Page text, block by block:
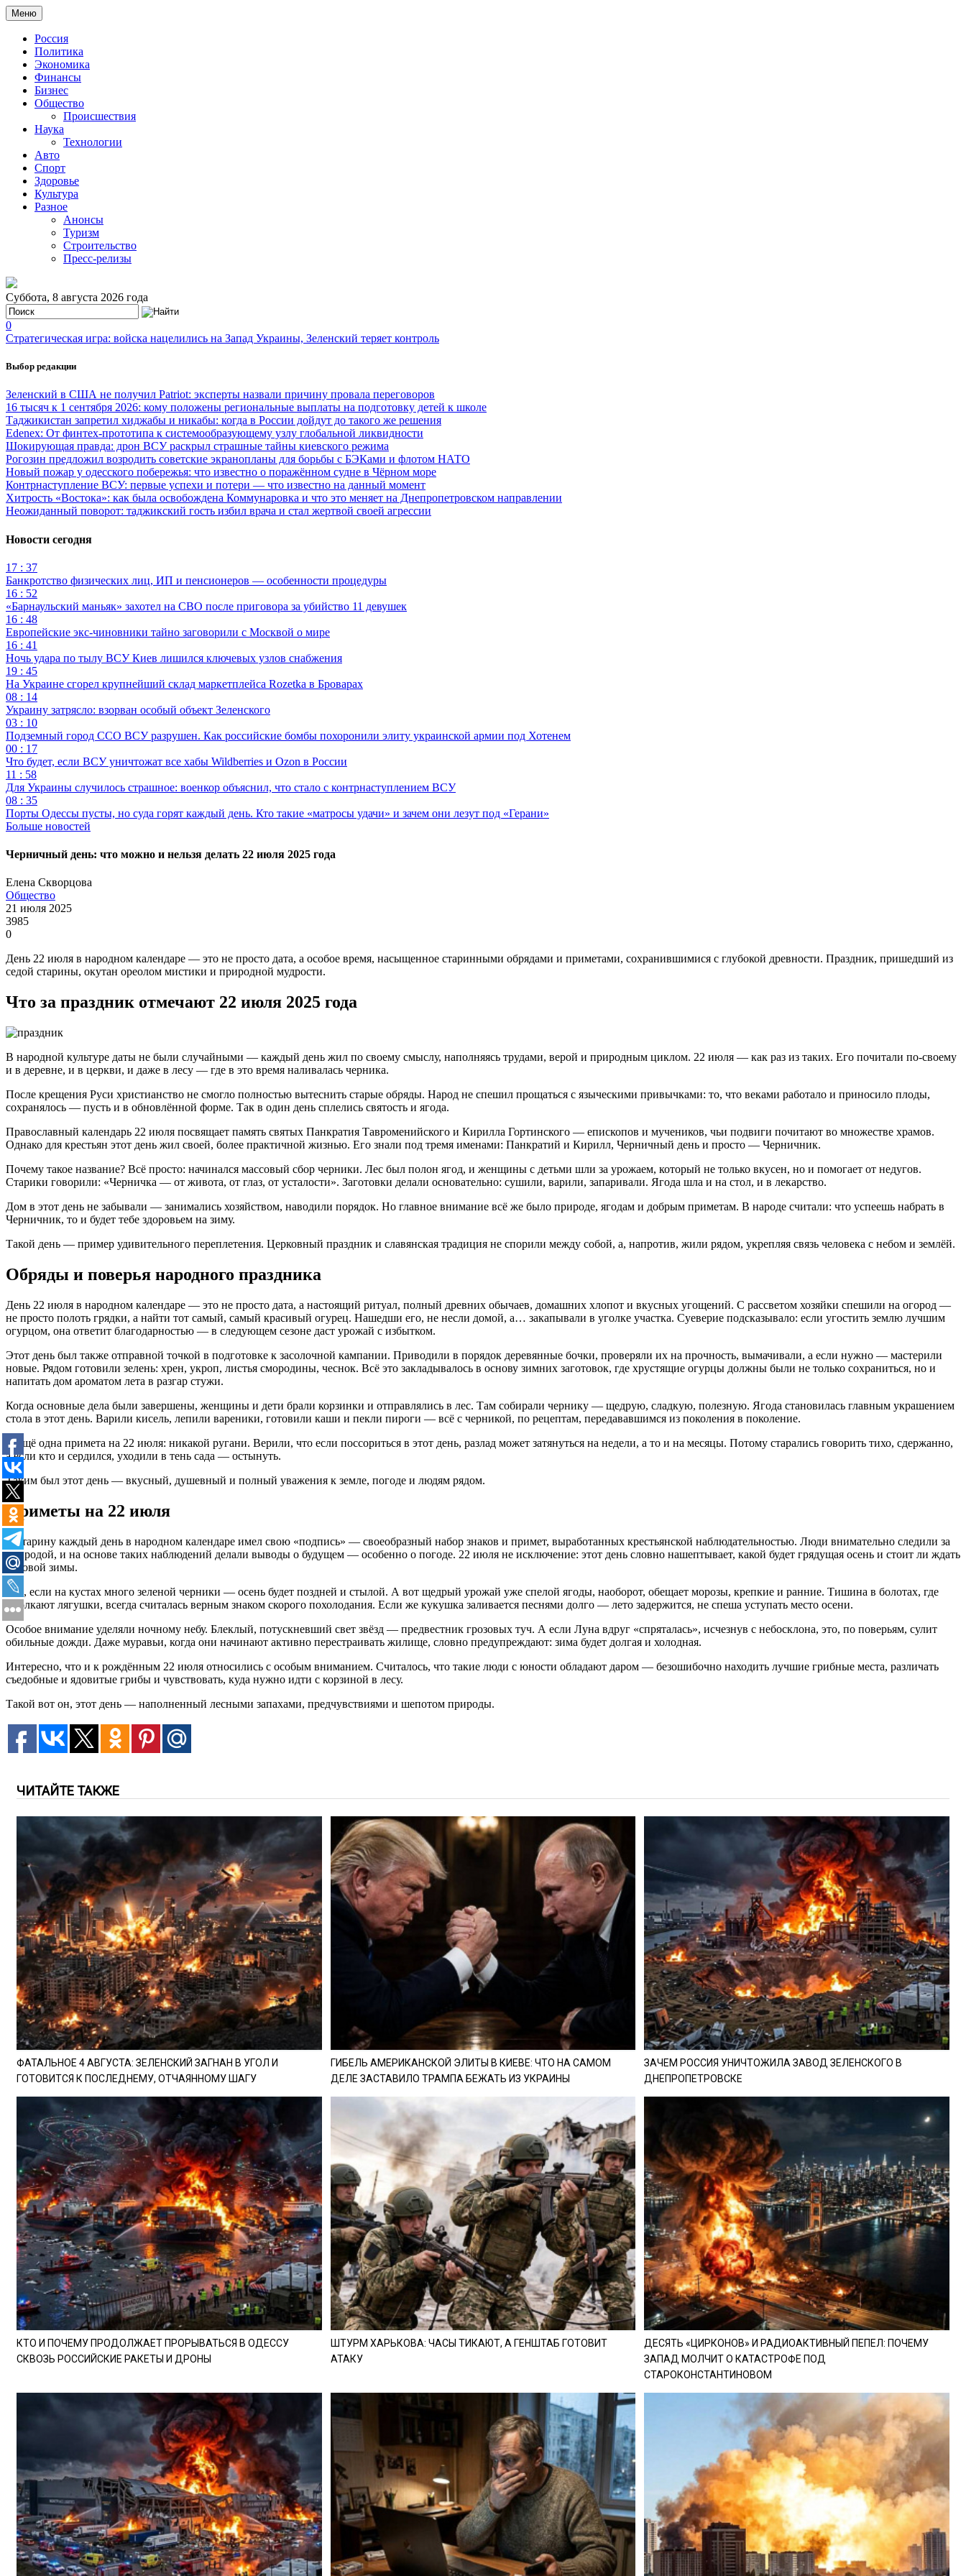
Меню
Россия
Политика
Экономика
Финансы
Бизнес
Общество
Происшествия
Наука
Технологии
Авто
Спорт
Здоровье
Культура
Разное
Анонсы
Туризм
Строительство
Пресс-релизы
Суббота, 8 августа 2026 года
0
Стратегическая игра: войска нацелились на Запад Украины, Зеленский теряет контроль
Выбор редакции
Зеленский в США не получил Patriot: эксперты назвали причину провала переговоров
16 тысяч к 1 сентября 2026: кому положены региональные выплаты на подготовку детей к школе
Таджикистан запретил хиджабы и никабы: когда в России дойдут до такого же решения
Edenex: От финтех-прототипа к системообразующему узлу глобальной ликвидности
Шокирующая правда: дрон ВСУ раскрыл страшные тайны киевского режима
Рогозин предложил возродить советские экранопланы для борьбы с БЭКами и флотом НАТО
Новый пожар у одесского побережья: что известно о поражённом судне в Чёрном море
Контрнаступление ВСУ: первые успехи и потери — что известно на данный момент
Хитрость «Востока»: как была освобождена Коммунаровка и что это меняет на Днепропетровском направлении
Неожиданный поворот: таджикский гость избил врача и стал жертвой своей агрессии
Новости сегодня
17 : 37
Банкротство физических лиц, ИП и пенсионеров — особенности процедуры
16 : 52
«Барнаульский маньяк» захотел на СВО после приговора за убийство 11 девушек
16 : 48
Европейские экс-чиновники тайно заговорили с Москвой о мире
16 : 41
Ночь удара по тылу ВСУ Киев лишился ключевых узлов снабжения
19 : 45
На Украине сгорел крупнейший склад маркетплейса Rozetka в Броварах
08 : 14
Украину затрясло: взорван особый объект Зеленского
03 : 10
Подземный город ССО ВСУ разрушен. Как российские бомбы похоронили элиту украинской армии под Хотенем
00 : 17
Что будет, если ВСУ уничтожат все хабы Wildberries и Ozon в России
11 : 58
Для Украины случилось страшное: военкор объяснил, что стало с контрнаступлением ВСУ
08 : 35
Порты Одессы пусты, но суда горят каждый день. Кто такие «матросы удачи» и зачем они лезут под «Герани»
Больше новостей
Черничный день: что можно и нельзя делать 22 июля 2025 года
Елена Скворцова
Общество
21 июля 2025
3985
0
День 22 июля в народном календаре — это не просто дата, а особое время, насыщенное старинными обрядами и приметами, сохранившимися с глубокой древности. Праздник, пришедший из
седой старины, окутан ореолом мистики и природной мудрости.
Что за праздник отмечают 22 июля 2025 года
В народной культуре даты не были случайными — каждый день жил по своему смыслу, наполняясь трудами, верой и природным циклом. 22 июля — как раз из таких. Его почитали по-своему
и в деревне, и в церкви, и даже в лесу — где в это время наливалась черника.
После крещения Руси христианство не смогло полностью вытеснить старые обряды. Народ не спешил прощаться с языческими привычками: то, что веками работало и приносило плоды,
сохранялось — пусть и в обновлённой форме. Так в один день сплелись святость и ягода.
Православный календарь 22 июля посвящает память святых Панкратия Тавроменийского и Кирилла Гортинского — епископов и мучеников, чьи подвиги почитают во множестве храмов.
Однако для крестьян этот день жил своей, более практичной жизнью. Его знали под тремя именами: Панкратий и Кирилл, Черничный день и просто — Черничник.
Почему такое название? Всё просто: начинался массовый сбор черники. Лес был полон ягод, и женщины с детьми шли за урожаем, который не только вкусен, но и помогает от недугов.
Старики говорили: «Черничка — от живота, от глаз, от усталости». Заготовки делали основательно: сушили, варили, запаривали. Ягода шла и на стол, и в лекарство.
Дом в этот день не забывали — занимались хозяйством, наводили порядок. Но главное внимание всё же было природе, ягодам и добрым приметам. В народе считали: что успеешь набрать в
Черничник, то и будет тебе здоровьем на зиму.
Такой день — пример удивительного переплетения. Церковный праздник и славянская традиция не спорили между собой, а, напротив, жили рядом, укрепляя связь человека с небом и землёй.
Обряды и поверья народного праздника
День 22 июля в народном календаре — это не просто дата, а настоящий ритуал, полный древних обычаев, домашних хлопот и вкусных угощений. С рассветом хозяйки спешили на огород —
не просто полоть грядки, а найти тот самый, самый красивый огурец. Нашедши его, не несли домой, а… закапывали в уголке участка. Суеверие подсказывало: если угостить землю лучшим
огурцом, она ответит благодарностью — в следующем сезоне даст урожай с избытком.
Этот день был также отправной точкой в подготовке к засолочной кампании. Приводили в порядок деревянные бочки, проверяли их на прочность, вымачивали, а если нужно — мастерили
новые. Рядом готовили зелень: хрен, укроп, листья смородины, чеснок. Всё это закладывалось в основу зимних заготовок, где хрустящие огурцы должны были не только сохраниться, но и
напитать дом ароматом лета в разгар стужи.
Когда основные дела были завершены, женщины и дети брали корзинки и отправлялись в лес. Там собирали чернику — щедрую, сладкую, полезную. Ягода становилась главным украшением
стола в этот день. Варили кисель, лепили вареники, готовили каши и пекли пироги — всё с черникой, по рецептам, передававшимся из поколения в поколение.
И ещё одна примета на 22 июля: никакой ругани. Верили, что если поссориться в этот день, разлад может затянуться на недели, а то и на месяцы. Потому старались говорить тихо, сдержанно,
а если кто и сердился, уходили в тень сада — остынуть.
Таким был этот день — вкусный, душевный и полный уважения к земле, погоде и людям рядом.
Приметы на 22 июля
В старину каждый день в народном календаре имел свою «подпись» — своеобразный набор знаков и примет, выработанных крестьянской наблюдательностью. Люди внимательно следили за
природой, и на основе таких наблюдений делали выводы о будущем — особенно о погоде. 22 июля не исключение: этот день словно нашептывает, какой будет грядущая осень и стоит ли ждать
суровой зимы.
Так, если на кустах много зеленой черники — осень будет поздней и стылой. А вот щедрый урожай уже спелой ягоды, наоборот, обещает морозы, крепкие и ранние. Тишина в болотах, где
умолкают лягушки, всегда считалась верным знаком скорого похолодания. Если же кукушка заливается песнями долго — лето задержится, не спеша уступать место осени.
Особое внимание уделяли ночному небу. Блеклый, потускневший свет звёзд — предвестник грозовых туч. А если Луна вдруг «спряталась», исчезнув с небосклона, это, по поверьям, сулит
обильные дожди. Даже муравьи, когда они начинают активно перестраивать жилище, словно предупреждают: зима будет долгая и холодная.
Интересно, что и к рождённым 22 июля относились с особым вниманием. Считалось, что такие люди с юности обладают даром — безошибочно находить лучшие грибные места, различать
съедобные и ядовитые грибы и чувствовать, куда нужно идти с корзиной в лесу.
Такой вот он, этот день — наполненный лесными запахами, предчувствиями и шепотом природы.
ЧИТАЙТЕ ТАКЖЕ
ФАТАЛЬНОЕ 4 АВГУСТА: ЗЕЛЕНСКИЙ ЗАГНАН В УГОЛ И
ГОТОВИТСЯ К ПОСЛЕДНЕМУ, ОТЧАЯННОМУ ШАГУ
ГИБЕЛЬ АМЕРИКАНСКОЙ ЭЛИТЫ В КИЕВЕ: ЧТО НА САМОМ
ДЕЛЕ ЗАСТАВИЛО ТРАМПА БЕЖАТЬ ИЗ УКРАИНЫ
ЗАЧЕМ РОССИЯ УНИЧТОЖИЛА ЗАВОД ЗЕЛЕНСКОГО В
ДНЕПРОПЕТРОВСКЕ
КТО И ПОЧЕМУ ПРОДОЛЖАЕТ ПРОРЫВАТЬСЯ В ОДЕССУ
СКВОЗЬ РОССИЙСКИЕ РАКЕТЫ И ДРОНЫ
ШТУРМ ХАРЬКОВА: ЧАСЫ ТИКАЮТ, А ГЕНШТАБ ГОТОВИТ
АТАКУ
ДЕСЯТЬ «ЦИРКОНОВ» И РАДИОАКТИВНЫЙ ПЕПЕЛ: ПОЧЕМУ
ЗАПАД МОЛЧИТ О КАТАСТРОФЕ ПОД
СТАРОКОНСТАНТИНОВОМ